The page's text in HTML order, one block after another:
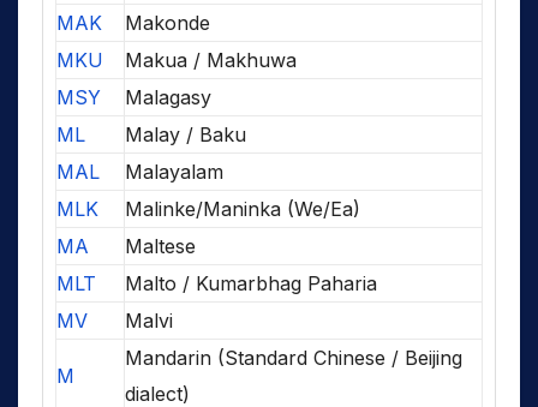
MAK
Makonde
MKU
Makua / Makhuwa
MSY
Malagasy
ML
Malay / Baku
MAL
Malayalam
MLK
Malinke/Maninka (We/Ea)
MA
Maltese
MLT
Malto / Kumarbhag Paharia
MV
Malvi
M
Mandarin (Standard Chinese / Beijing
dialect)